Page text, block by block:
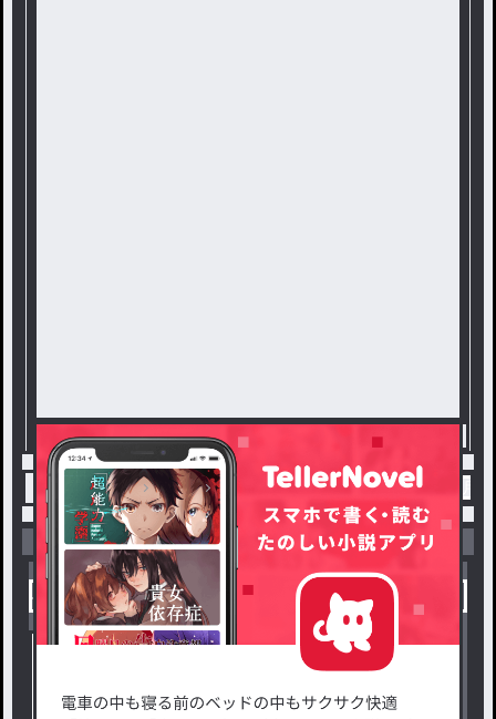
トップ BL いつか殺し合う君と紡ぐ恋物語 / 月
小説を探す
新着小説一覧
小説コンテスト応募・公募
ジャンルから探す
恋愛・ロマンス
ファンタジー・異世界・SF